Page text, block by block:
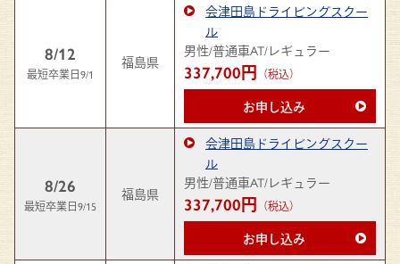
8/12
最短卒業日9/1
福島県
会津田島ドライビングスクー
ル
男性/普通車AT/レギュラー
337,700円 （税込）
お申し込み
8/26
最短卒業日9/15
福島県
会津田島ドライビングスクー
ル
男性/普通車AT/レギュラー
337,700円 （税込）
お申し込み